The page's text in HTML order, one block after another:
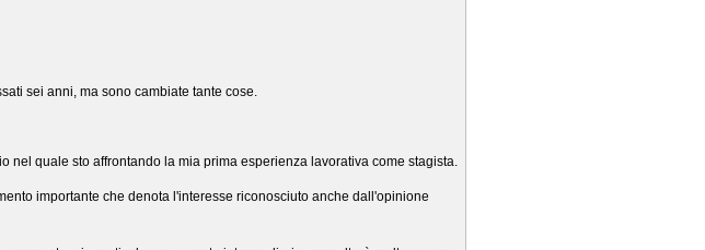
sei anni, ma sono cambiate tante cose.
nel quale sto affrontando la mia prima esperienza lavorativa come stagista.
importante che denota l'interesse riconosciuto anche dall'opinione